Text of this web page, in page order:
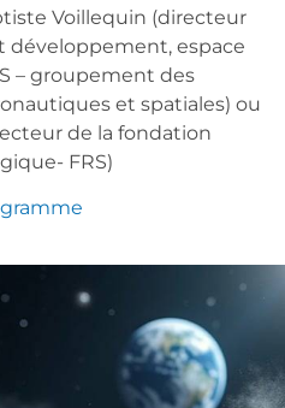
Voillequin (directeur
développement, espace
– groupement des
et spatiales) ou
de la fondation
FRS)